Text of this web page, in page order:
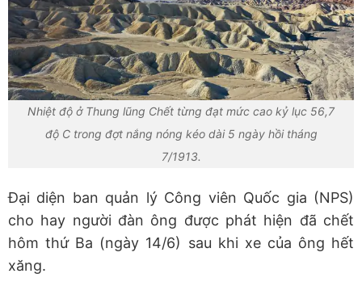
Nhiệt độ ở Thung lũng Chết từng đạt mức cao kỷ lục 56,7
độ C trong đợt nắng nóng kéo dài 5 ngày hồi tháng
7/1913.
Đại diện ban quản lý Công viên Quốc gia (NPS)
cho hay người đàn ông được phát hiện đã chết
hôm thứ Ba (ngày 14/6) sau khi xe của ông hết
xăng.